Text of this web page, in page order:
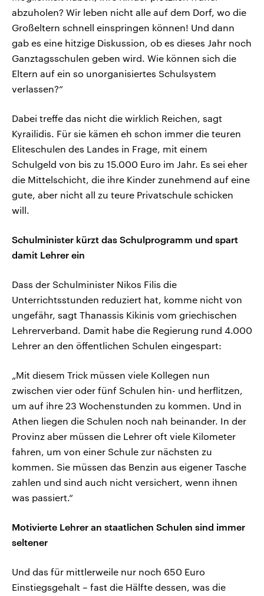
abzuholen? Wir leben nicht alle auf dem Dorf, wo die
Großeltern schnell einspringen können! Und dann
gab es eine hitzige Diskussion, ob es dieses Jahr noch
Ganztagsschulen geben wird. Wie können sich die
Eltern auf ein so unorganisiertes Schulsystem
verlassen?“
Dabei treffe das nicht die wirklich Reichen, sagt
Kyrailidis. Für sie kämen eh schon immer die teuren
Eliteschulen des Landes in Frage, mit einem
Schulgeld von bis zu 15.000 Euro im Jahr. Es sei eher
die Mittelschicht, die ihre Kinder zunehmend auf eine
gute, aber nicht all zu teure Privatschule schicken
will.
Schulminister kürzt das Schulprogramm und spart
damit Lehrer ein
Dass der Schulminister Nikos Filis die
Unterrichtsstunden reduziert hat, komme nicht von
ungefähr, sagt Thanassis Kikinis vom griechischen
Lehrerverband. Damit habe die Regierung rund 4.000
Lehrer an den öffentlichen Schulen eingespart:
„Mit diesem Trick müssen viele Kollegen nun
zwischen vier oder fünf Schulen hin- und herflitzen,
um auf ihre 23 Wochenstunden zu kommen. Und in
Athen liegen die Schulen noch nah beinander. In der
Provinz aber müssen die Lehrer oft viele Kilometer
fahren, um von einer Schule zur nächsten zu
kommen. Sie müssen das Benzin aus eigener Tasche
zahlen und sind auch nicht versichert, wenn ihnen
was passiert.“
Motivierte Lehrer an staatlichen Schulen sind immer
seltener
Und das für mittlerweile nur noch 650 Euro
Einstiegsgehalt – fast die Hälfte dessen, was die